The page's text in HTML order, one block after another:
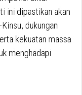
ini dipastikan akan
dukungan
kekuatan massa
menghadapi